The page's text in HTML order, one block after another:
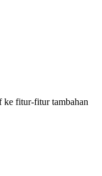
ke fitur-fitur tambahan